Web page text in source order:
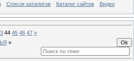
Список каталогов Каталог сайтов Видео
44 45 46 47 »
»